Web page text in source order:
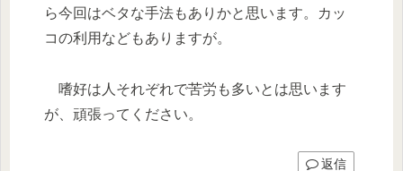
ら今回はベタな手法もありかと思います。カッ
コの利用などもありますが。
嗜好は人それぞれで苦労も多いとは思います
が、頑張ってください。
返信